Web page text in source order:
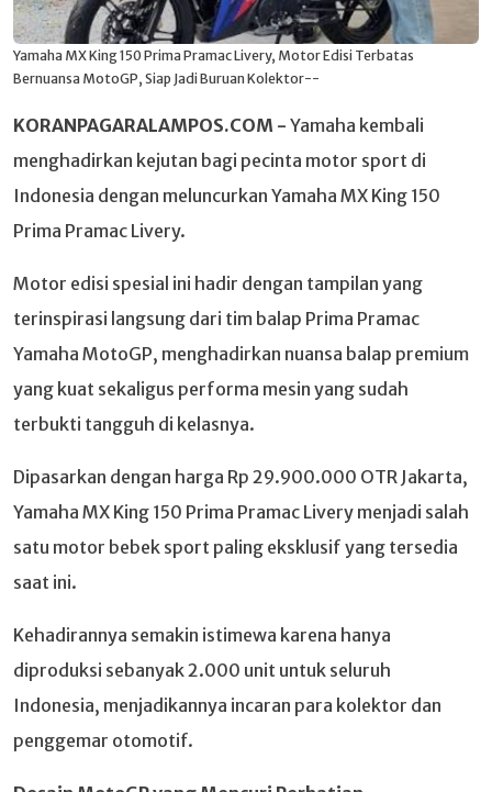
Yamaha MX King 150 Prima Pramac Livery, Motor Edisi Terbatas
Bernuansa MotoGP, Siap Jadi Buruan Kolektor--
KORANPAGARALAMPOS.COM - Yamaha kembali
menghadirkan kejutan bagi pecinta motor sport di
Indonesia dengan meluncurkan Yamaha MX King 150
Prima Pramac Livery.
Motor edisi spesial ini hadir dengan tampilan yang
terinspirasi langsung dari tim balap Prima Pramac
Yamaha MotoGP, menghadirkan nuansa balap premium
yang kuat sekaligus performa mesin yang sudah
terbukti tangguh di kelasnya.
Dipasarkan dengan harga Rp 29.900.000 OTR Jakarta,
Yamaha MX King 150 Prima Pramac Livery menjadi salah
satu motor bebek sport paling eksklusif yang tersedia
saat ini.
Kehadirannya semakin istimewa karena hanya
diproduksi sebanyak 2.000 unit untuk seluruh
Indonesia, menjadikannya incaran para kolektor dan
penggemar otomotif.